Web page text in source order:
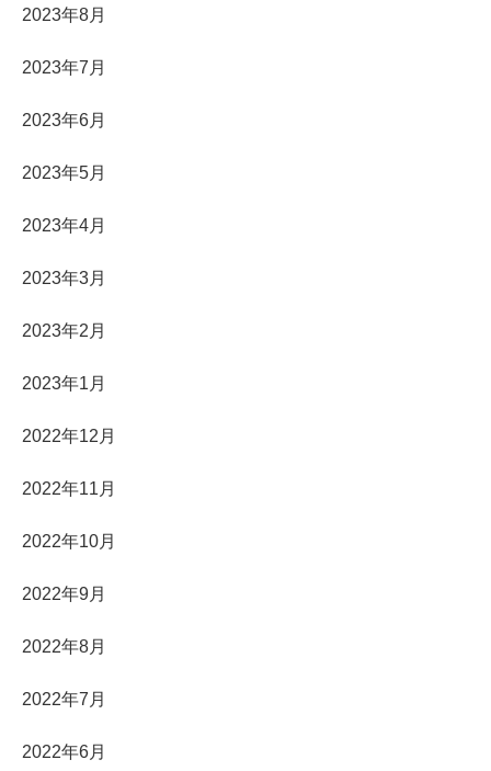
2023年8月
2023年7月
2023年6月
2023年5月
2023年4月
2023年3月
2023年2月
2023年1月
2022年12月
2022年11月
2022年10月
2022年9月
2022年8月
2022年7月
2022年6月